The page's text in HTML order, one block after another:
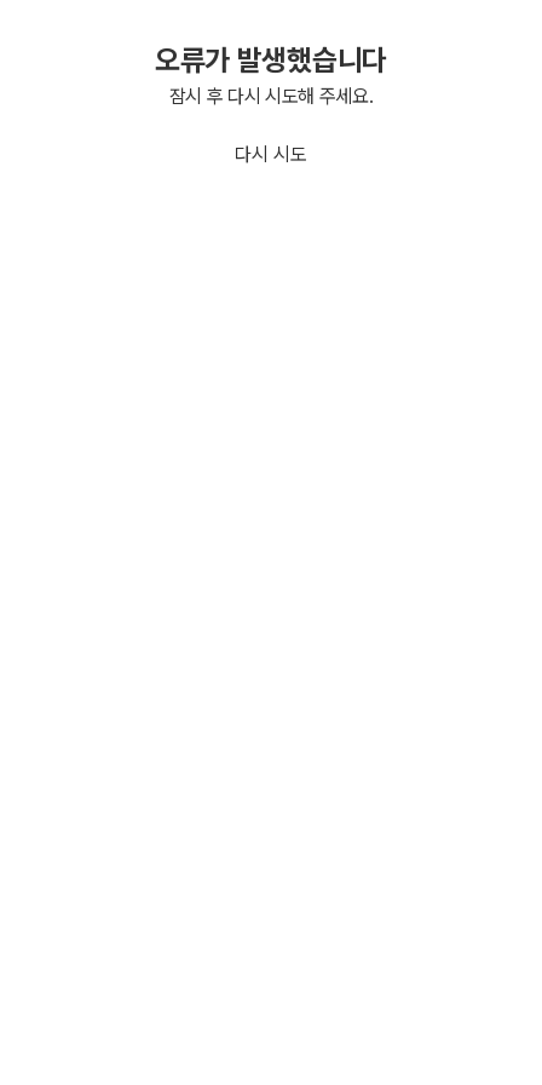
오류가 발생했습니다
잠시 후 다시 시도해 주세요.
다시 시도